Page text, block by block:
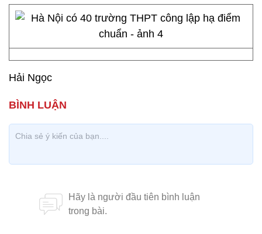
Hải Ngọc